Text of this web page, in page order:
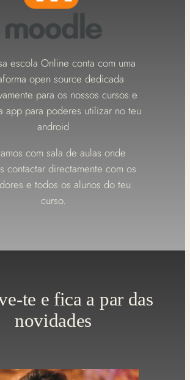
escola Online conta com uma
open source dedicada
para os nossos cursos e
app para poderes utilizar no teu
android
com sala de aulas onde
contactar directamente com os
e todos os alunos do teu
curso.
te e fica a par das
novidades